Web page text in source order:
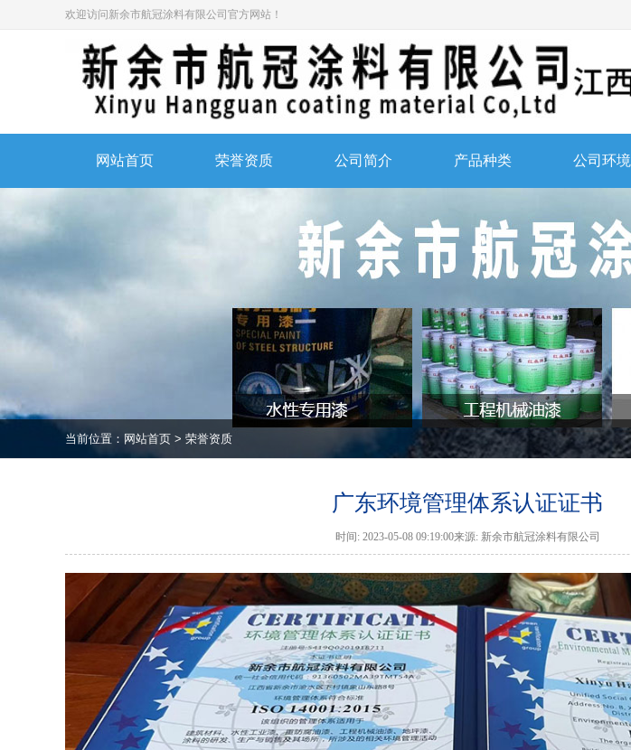
欢迎访问新余市航冠涂料有限公司官方网站！
网站首页 荣誉资质 公司简介 产品种类 公司环境
当前位置： 网站首页 > 荣誉资质
广东环境管理体系认证证书
时间: 2023-05-08 09:19:00来源: 新余市航冠涂料有限公司